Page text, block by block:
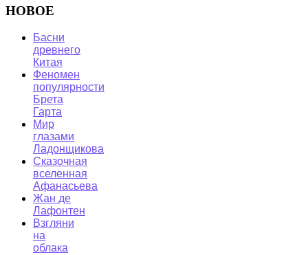
НОВОЕ
Басни
древнего
Китая
Феномен
популярности
Брета
Гарта
Мир
глазами
Ладонщикова
Сказочная
вселенная
Афанасьева
Жан де
Лафонтен
Взгляни
на
облака